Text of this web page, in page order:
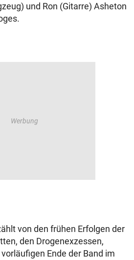
und Ron (Gitarre) Asheton
von den frühen Erfolgen der
den Drogenexzessen,
Ende der Band im